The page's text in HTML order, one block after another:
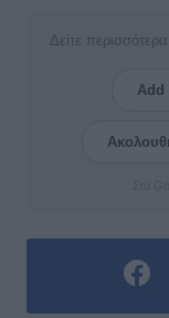
Δείτε